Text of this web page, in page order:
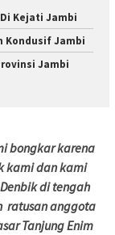
Kejati Jambi
Kondusif Jambi
Jambi
bongkar karena
kami dan kami
di tengah
ratusan anggota
Tanjung Enim